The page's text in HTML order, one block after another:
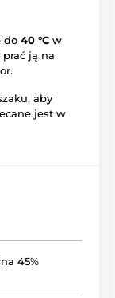
do 40 °C w
ją na
aby
jest w
45%